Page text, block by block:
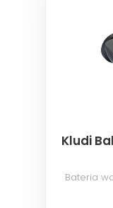
Kludi
Bateria